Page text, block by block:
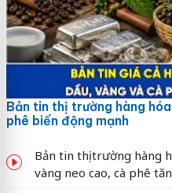
Bản tin thị trường hàng
phê biến động mạnh
Bản tin thị trường hàng
vàng neo cao, cà phê